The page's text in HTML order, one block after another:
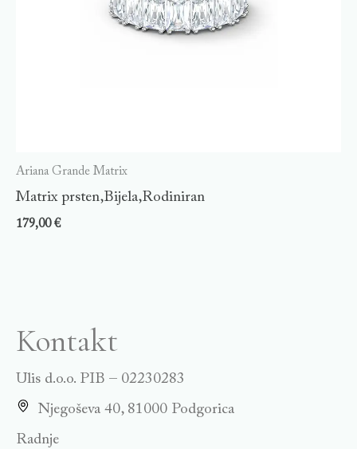
Ariana Grande Matrix
Matrix prsten,Bijela,Rodiniran
179,00€
Kontakt
Ulis d.o.o. PIB – 02230283
Njegoševa 40, 81000 Podgorica
Radnje